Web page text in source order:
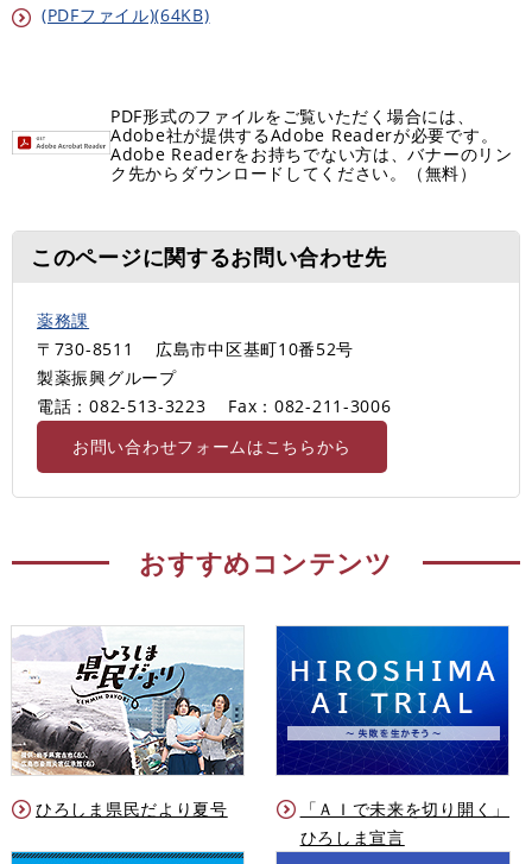
(PDFファイル)(64KB)
PDF形式のファイルをご覧いただく場合には、
Adobe社が提供するAdobe Readerが必要です。
Adobe Readerをお持ちでない方は、バナーのリン
ク先からダウンロードしてください。（無料）
このページに関するお問い合わせ先
薬務課
〒730-8511
広島市中区基町10番52号
製薬振興グループ
電話：082-513-3223
Fax：082-211-3006
お問い合わせフォームはこちらから
おすすめコンテンツ
ひろしま県民だより夏号
「ＡＩで未来を切り開く」
ひろしま宣言